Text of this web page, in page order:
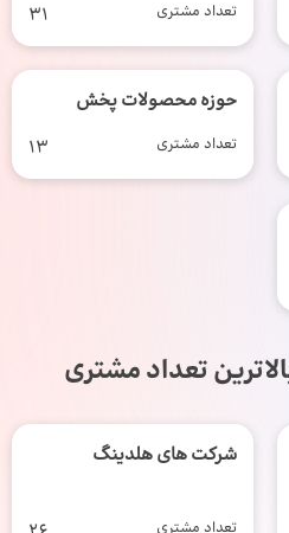
تعداد مشتری 31
حوزه محصولات پخش
تعداد مشتری 13
تعداد مشتری
شرکت های هلدینگ
تعداد مشتری